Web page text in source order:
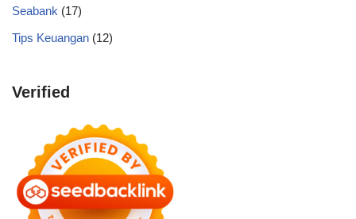
Seabank (17)
Tips Keuangan (12)
Verified